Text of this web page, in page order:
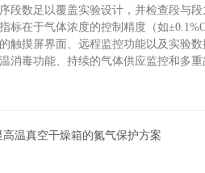
段数足以覆盖实验设计，并检查段与
标在于气体浓度的控制精度（如
触摸屏界面、远程监控功能以及实验
消毒功能、持续的气体供应监控和多
温真空干燥箱的氮气保护方案